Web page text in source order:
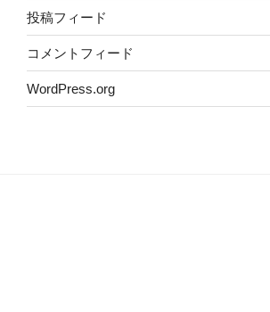
投稿フィード
コメントフィード
WordPress.org